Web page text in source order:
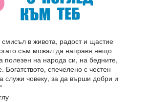
в живота, радост и щастие
съм можал да направя нещо
полезен на народа си, на бедните,
Богатството, спечелено с честен
служи човеку, за да върши добри и